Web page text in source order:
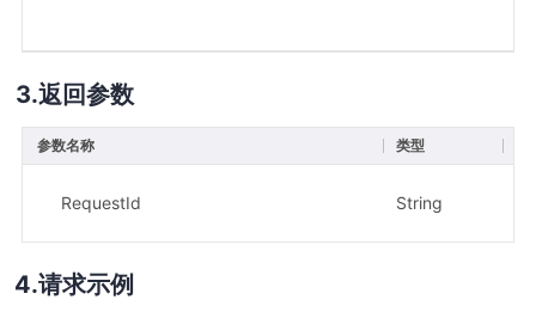
返回参数
参数名称 类型
RequestId String
请求示例